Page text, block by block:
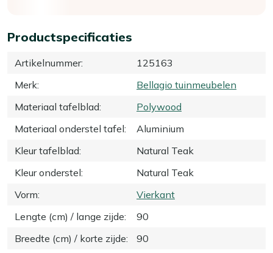
Productspecificaties
Artikelnummer:
125163
Merk:
Bellagio tuinmeubelen
Materiaal tafelblad:
Polywood
Materiaal onderstel tafel:
Aluminium
Kleur tafelblad:
Natural Teak
Kleur onderstel:
Natural Teak
Vorm:
Vierkant
Lengte (cm) / lange zijde:
90
Breedte (cm) / korte zijde:
90